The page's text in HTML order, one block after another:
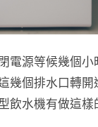
電源等候幾個小
幾個排水口轉開
飲水機有做這樣